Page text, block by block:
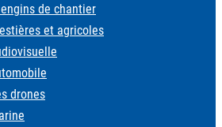
de chantier
et agricoles
drones